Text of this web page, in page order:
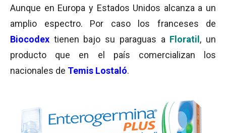
Aunque en Europa y Estados Unidos alcanza a un
amplio espectro. Por caso los franceses de
Biocodex tienen bajo su paraguas a Floratil , un
producto que en el país comercializan los
nacionales de Temis Lostaló.